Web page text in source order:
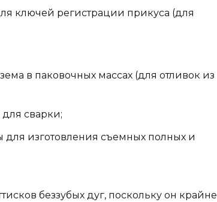
ключей регистрации прикуса (для
в паковочных массах (для отливок из
сварки;
изготовления съемных полных и
беззубых дуг, поскольку он крайне